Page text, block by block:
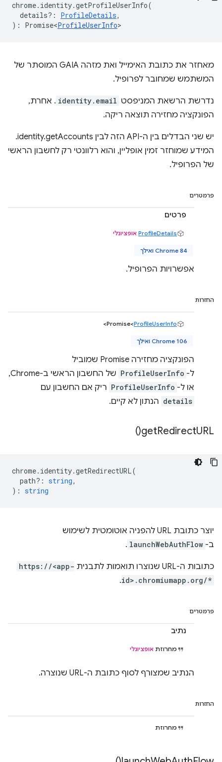
chrome. identity.getProfileUserInfo(
details? : ProfileDetails,
) : Promise<ProfileUserInfo>
מאחזר את כתובת האימייל ואת מזהה GAIA המוסתר של
המשתמש שמחובר לפרופיל.
נדרשת הרשאת המניפסט identity.email . אחרת,
הפונקציה מחזירה תוצאה ריקה.
יש שני הבדלים בין ה-API הזה לבין identity.getAccounts.
המידע שמוחזר זמין אופליין, והוא רלוונטי רק לחשבון הראשי
של הפרופיל.
פרמטרים
פרטים
ProfileDetails אופציונלי
Chrome 84 ואילך
אפשרויות הפרופיל.
החזרות
‫Promise<ProfileUserInfo
>
Chrome 106 ואילך
הפונקציה מחזירה Promise שמוביל
ל- ProfileUserInfo
של החשבון הראשי ב-Chrome,
או ל- ProfileUserInfo ריק אם החשבון עם
details הנתון לא קיים.
getRedirectURL(
)
chrome. identity.getRedirectURL(
path? : string,
) : string
יוצר כתובת URL להפניה אוטומטית לשימוש
ב- launchWebAuthFlow
.
כתובות ה-URL שנוצרו תואמות לתבנית
https://<app-
id>.chromiumapp.org/*
.
פרמטרים
נתיב
מחרוזת אופציונלי
הנתיב שמצורף לסוף כתובת ה-URL שנוצרה.
החזרות
מחרוזת